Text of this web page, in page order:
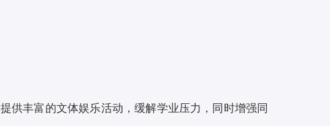
供丰富的文体娱乐活动，缓解学业压力，同时增强同